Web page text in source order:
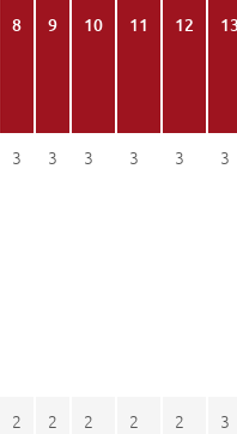
8 9 10 11 12
3 3 3 3 3 3
2 2 2 2 2 3